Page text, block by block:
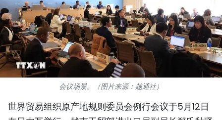
友谊桥梁
史海
多功能媒体
图表新闻
图库
会议场景。（图片来源：越通社）
世界贸易组织原产地规则委员会例行会议于5月12日